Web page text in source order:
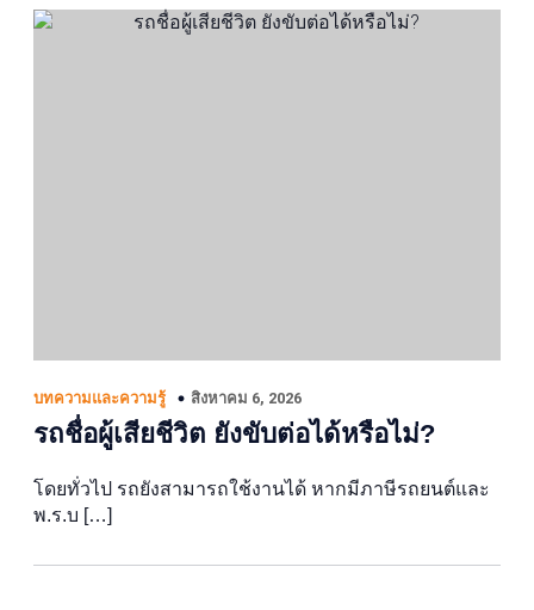
บทความและความรู้ สิงหาคม 6, 2026
รถชื่อผู้เสียชีวิต ยังขับต่อได้หรือไม่?
โดยทั่วไป รถยังสามารถใช้งานได้ หากมีภาษีรถยนต์และ
พ.ร.บ […]